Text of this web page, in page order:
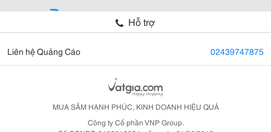
Hỗ trợ
Liên hệ Quảng Cáo 02439747875
MUA SẮM HẠNH PHÚC, KINH DOANH HIỆU QUẢ
Công ty Cổ phần VNP Group.